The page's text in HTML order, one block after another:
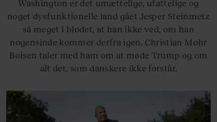
Washington er det umættelige, ufattelige og
noget dysfunktionelle land gået Jesper Steinmetz
så meget i blodet, at han ikke ved, om han
nogensinde kommer derfra igen. Christian Mohr
Boisen taler med ham om at møde Trump og om
alt det, som danskere ikke forstår.